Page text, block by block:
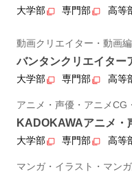
大学部 専門部 高等
動画クリエイター・動画
バンタンクリエイター
大学部 専門部 高等
アニメ・声優・アニメCG
KADOKAWAアニメ・
大学部 専門部 高等
マンガ・イラスト・マン